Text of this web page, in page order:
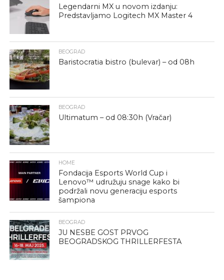
Legendarni MX u novom izdanju:
Predstavljamo Logitech MX Master 4
BEOGRAD
Baristocratia bistro (bulevar) – od 08h
BEOGRAD
Ultimatum – od 08:30h (Vračar)
HOME
Fondacija Esports World Cup i
Lenovo™ udružuju snage kako bi
podržali novu generaciju esports
šampiona
BEOGRAD
JU NESBE GOST PRVOG
BEOGRADSKOG THRILLERFESTA